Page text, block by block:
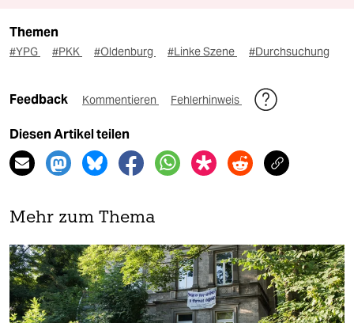
Themen
#YPG #PKK #Oldenburg #Linke Szene #Durchsuchung
Feedback Kommentieren Fehlerhinweis
Diesen Artikel teilen
Mehr zum Thema